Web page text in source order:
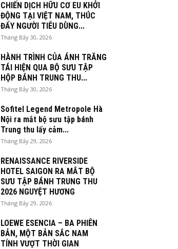
CHIẾN DỊCH HỮU CƠ EU KHỞI
ĐỘNG TẠI VIỆT NAM, THÚC
ĐẨY NGƯỜI TIÊU DÙNG...
Tháng Bảy 30, 2026
HÀNH TRÌNH CỦA ÁNH TRĂNG
TÁI HIỆN QUA BỘ SƯU TẬP
HỘP BÁNH TRUNG THU...
Tháng Bảy 30, 2026
Sofitel Legend Metropole Hà
Nội ra mắt bộ sưu tập bánh
Trung thu lấy cảm...
Tháng Bảy 29, 2026
RENAISSANCE RIVERSIDE
HOTEL SAIGON RA MẮT BỘ
SƯU TẬP BÁNH TRUNG THU
2026 NGUYỆT HƯƠNG
Tháng Bảy 29, 2026
LOEWE ESENCIA – BA PHIÊN
BẢN, MỘT BẢN SẮC NAM
TÍNH VƯỢT THỜI GIAN